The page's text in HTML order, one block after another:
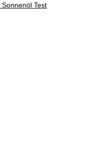
Sonnenöl Test